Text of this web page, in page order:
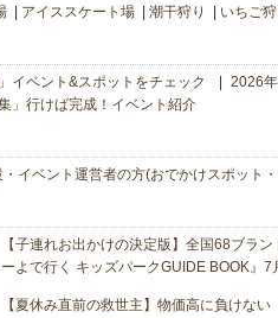
アイススケート場 潮干狩り いちご狩
イベント&スポットをチェック
2026
」行けば完成！イベント紹介
・イベント運営者の方(おでかけスポット
【子連れお出かけの決定版】全国68ブラ
ーよで行く キッズパークGUIDE BOOK』7
【夏休み直前の救世主】物価高に負けな